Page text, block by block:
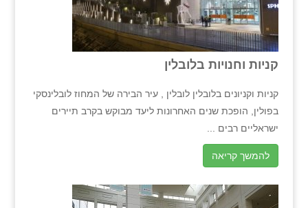
קניות וחנויות בלובלין
קניות וקניונים בלובלין לובלין , עיר הבירה של המחוז לובלינסקי
בפולין, הופכת שנים האחרונות ליעד מבוקש בקרב תיירים
ישראליים רבים ...
להמשך קריאה